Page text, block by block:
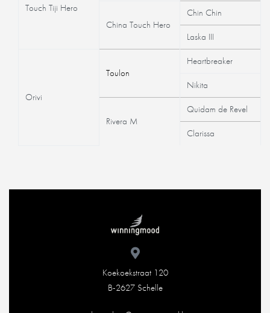
Touch Tiji Hero
China Touch Hero
Chin Chin
Laska III
Orivi
Toulon
Heartbreaker
Nikita
Rivera M
Quidam de Revel
Clarissa
Koekoekstraat 120
B-2627 Schelle